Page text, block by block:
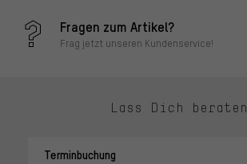
Fragen zum Artikel?
Frag jetzt unseren Kundenservice!
Lass Dich beraten
Terminbuchung